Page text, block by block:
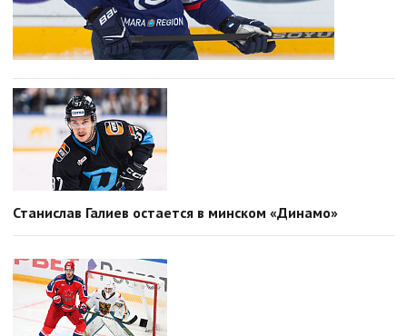
Станислав Галиев остается в минском «Динамо»